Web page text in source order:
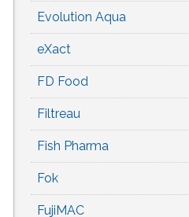
Evolution Aqua
eXact
FD Food
Filtreau
Fish Pharma
Fok
FujiMAC